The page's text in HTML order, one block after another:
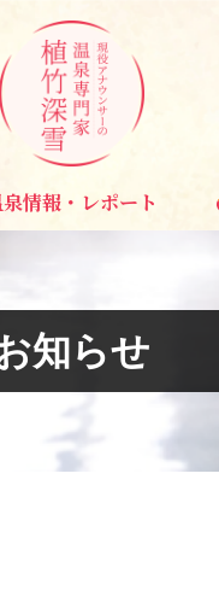
情報・レポート
知らせ